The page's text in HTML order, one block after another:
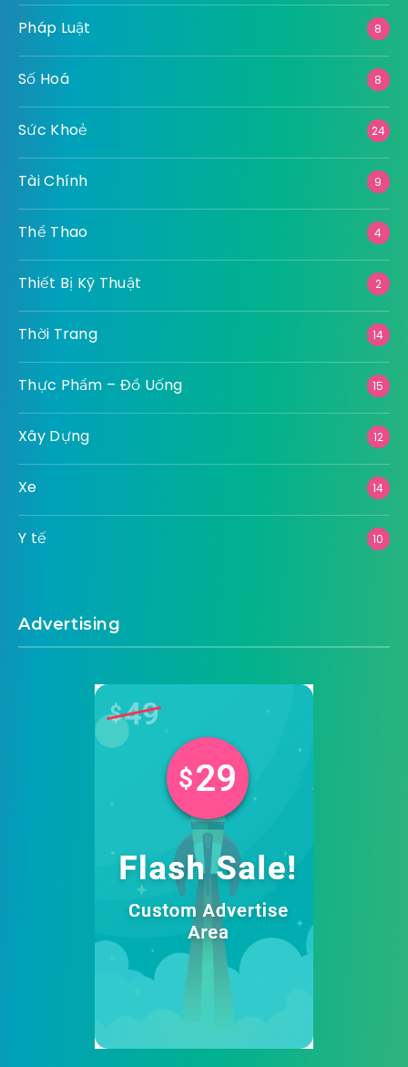
Pháp Luật 8
Số Hoá 8
Sức Khoẻ 24
Tài Chính 9
Thể Thao 4
Thiết Bị Kỹ Thuật 2
Thời Trang 14
Thực Phẩm – Đồ Uống 15
Xây Dựng 12
Xe 14
Y tế 10
Advertising